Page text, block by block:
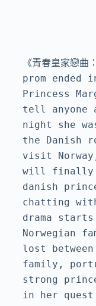
《青春皇家戀
prom ended
Princess
tell anyone
night she
the Danish
visit
will finally
danish
chatting
drama
Norwegian
lost
family,
strong
in her